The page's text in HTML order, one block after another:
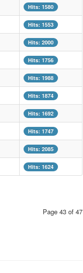
Hits: 1580
Hits: 1553
Hits: 2000
Hits: 1756
Hits: 1988
Hits: 1874
Hits: 1692
Hits: 1747
Hits: 2085
Hits: 1624
Page 43 of 47